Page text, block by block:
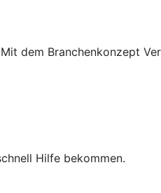
dem Branchenkonzept
Hilfe bekommen.